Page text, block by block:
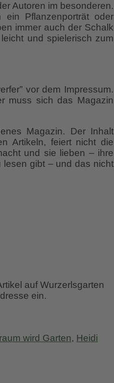
Autoren im besonderen.
Pflanzenporträt oder
immer auch der Schalk
und spielerisch zum
vor dem Impressum.
muss sich das Magazin
Magazin. Der Inhalt
Artikeln, feiert nicht die
und sie lieben – ihre
lesen gibt – und das nicht
auf Wurzerlsgarten
ein.
wird Garten, Heidi